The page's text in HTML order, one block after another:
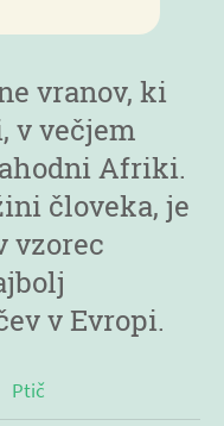
vranov, ki
v večjem
Afriki.
človeka, je
vzorec
v Evropi.
Ptič